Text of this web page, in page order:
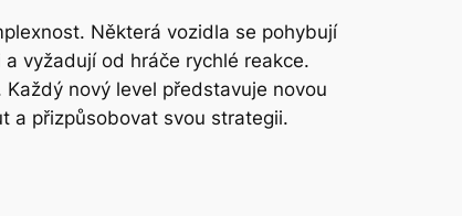
Některá vozidla se pohybují
vyžadují od hráče rychlé reakce.
nový level představuje novou
a přizpůsobovat svou strategii.